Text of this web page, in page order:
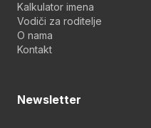
Kalkulator imena
Vodiči za roditelje
O nama
Kontakt
Newsletter